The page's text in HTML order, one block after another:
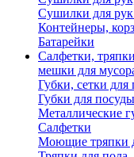
Сушилки для
Контейнеры,
Батарейки
Салфетки,
мешки для
Губки, сетки для
Губки для посуды
Металлические
Салфетки
Моющие тряпки